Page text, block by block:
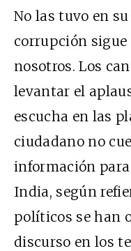
No las tuvo en
corrupción
nosotros. Los
levantar el
escucha en las
ciudadano no
información
India, según
políticos se han
discurso en los